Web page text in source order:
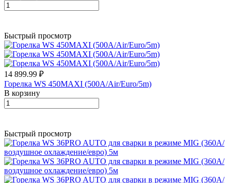
Быстрый просмотр
14 899.99 ₽
Горелка WS 450MAXI (500A/Air/Euro/5m)
В корзину
Быстрый просмотр